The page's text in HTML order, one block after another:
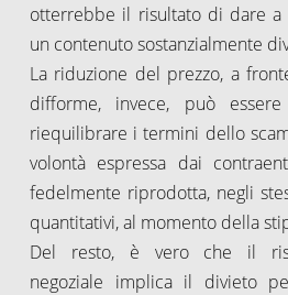
otterrebbe il risultato di dare a
un contenuto sostanzialmente
La riduzione del prezzo, a
difforme, invece, può
riequilibrare i termini dello
volontà espressa dai
fedelmente riprodotta, negli
quantitativi, al momento della
Del resto, è vero che il
negoziale implica il divieto